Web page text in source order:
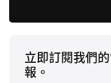
吃錯東西就死罪難
什麼程度？
本集由首集導演
主演為 Natalia
立即訂閱我們
報。